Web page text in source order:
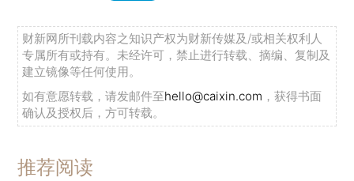
财新网所刊载内容之知识产权为财新传媒及/或相关权利人
专属所有或持有。未经许可，禁止进行转载、摘编、复制及
建立镜像等任何使用。
如有意愿转载，请发邮件至hello@caixin.com ，获得书面
确认及授权后，方可转载。
推荐阅读